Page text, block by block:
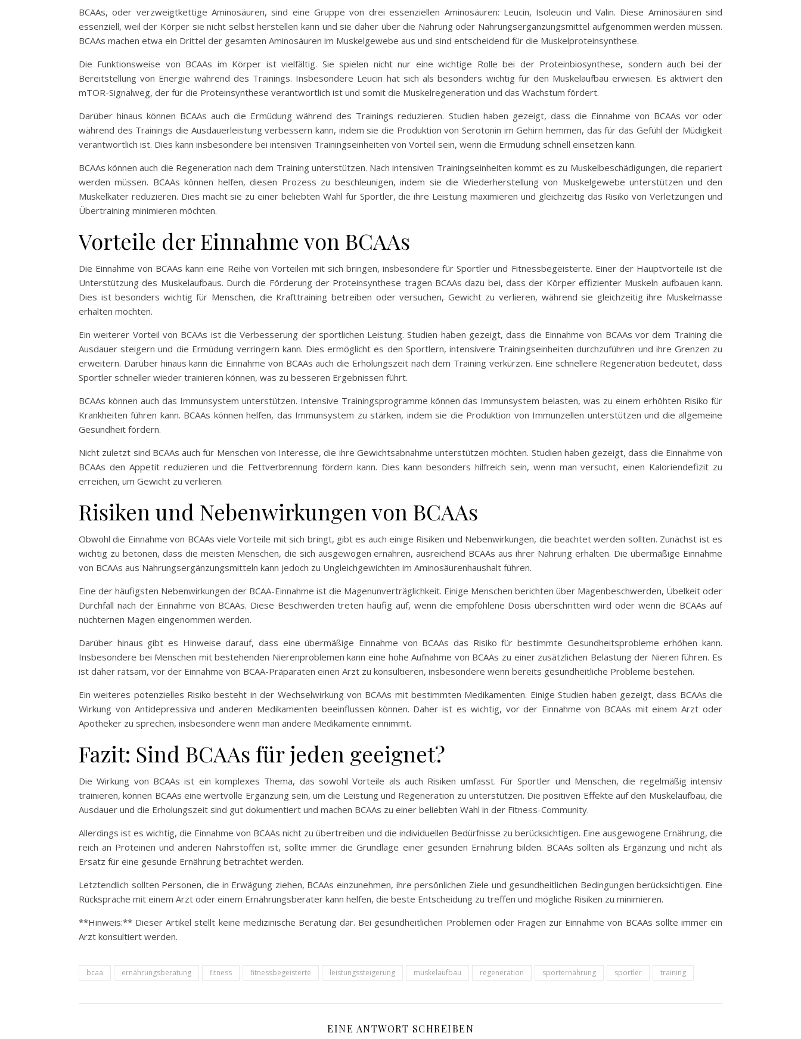
BCAAs, oder verzweigtkettige Aminosäuren, sind eine Gruppe von drei essenziellen Aminosäuren: Leucin, Isoleucin und Valin. Diese Aminosäuren sind
essenziell, weil der Körper sie nicht selbst herstellen kann und sie daher über die Nahrung oder Nahrungsergänzungsmittel aufgenommen werden müssen.
BCAAs machen etwa ein Drittel der gesamten Aminosäuren im Muskelgewebe aus und sind entscheidend für die Muskelproteinsynthese.
Die Funktionsweise von BCAAs im Körper ist vielfältig. Sie spielen nicht nur eine wichtige Rolle bei der Proteinbiosynthese, sondern auch bei der
Bereitstellung von Energie während des Trainings. Insbesondere Leucin hat sich als besonders wichtig für den Muskelaufbau erwiesen. Es aktiviert den
mTOR-Signalweg, der für die Proteinsynthese verantwortlich ist und somit die Muskelregeneration und das Wachstum fördert.
Darüber hinaus können BCAAs auch die Ermüdung während des Trainings reduzieren. Studien haben gezeigt, dass die Einnahme von BCAAs vor oder
während des Trainings die Ausdauerleistung verbessern kann, indem sie die Produktion von Serotonin im Gehirn hemmen, das für das Gefühl der Müdigkeit
verantwortlich ist. Dies kann insbesondere bei intensiven Trainingseinheiten von Vorteil sein, wenn die Ermüdung schnell einsetzen kann.
BCAAs können auch die Regeneration nach dem Training unterstützen. Nach intensiven Trainingseinheiten kommt es zu Muskelbeschädigungen, die repariert
werden müssen. BCAAs können helfen, diesen Prozess zu beschleunigen, indem sie die Wiederherstellung von Muskelgewebe unterstützen und den
Muskelkater reduzieren. Dies macht sie zu einer beliebten Wahl für Sportler, die ihre Leistung maximieren und gleichzeitig das Risiko von Verletzungen und
Übertraining minimieren möchten.
Vorteile der Einnahme von BCAAs
Die Einnahme von BCAAs kann eine Reihe von Vorteilen mit sich bringen, insbesondere für Sportler und Fitnessbegeisterte. Einer der Hauptvorteile ist die
Unterstützung des Muskelaufbaus. Durch die Förderung der Proteinsynthese tragen BCAAs dazu bei, dass der Körper effizienter Muskeln aufbauen kann.
Dies ist besonders wichtig für Menschen, die Krafttraining betreiben oder versuchen, Gewicht zu verlieren, während sie gleichzeitig ihre Muskelmasse
erhalten möchten.
Ein weiterer Vorteil von BCAAs ist die Verbesserung der sportlichen Leistung. Studien haben gezeigt, dass die Einnahme von BCAAs vor dem Training die
Ausdauer steigern und die Ermüdung verringern kann. Dies ermöglicht es den Sportlern, intensivere Trainingseinheiten durchzuführen und ihre Grenzen zu
erweitern. Darüber hinaus kann die Einnahme von BCAAs auch die Erholungszeit nach dem Training verkürzen. Eine schnellere Regeneration bedeutet, dass
Sportler schneller wieder trainieren können, was zu besseren Ergebnissen führt.
BCAAs können auch das Immunsystem unterstützen. Intensive Trainingsprogramme können das Immunsystem belasten, was zu einem erhöhten Risiko für
Krankheiten führen kann. BCAAs können helfen, das Immunsystem zu stärken, indem sie die Produktion von Immunzellen unterstützen und die allgemeine
Gesundheit fördern.
Nicht zuletzt sind BCAAs auch für Menschen von Interesse, die ihre Gewichtsabnahme unterstützen möchten. Studien haben gezeigt, dass die Einnahme von
BCAAs den Appetit reduzieren und die Fettverbrennung fördern kann. Dies kann besonders hilfreich sein, wenn man versucht, einen Kaloriendefizit zu
erreichen, um Gewicht zu verlieren.
Risiken und Nebenwirkungen von BCAAs
Obwohl die Einnahme von BCAAs viele Vorteile mit sich bringt, gibt es auch einige Risiken und Nebenwirkungen, die beachtet werden sollten. Zunächst ist es
wichtig zu betonen, dass die meisten Menschen, die sich ausgewogen ernähren, ausreichend BCAAs aus ihrer Nahrung erhalten. Die übermäßige Einnahme
von BCAAs aus Nahrungsergänzungsmitteln kann jedoch zu Ungleichgewichten im Aminosäurenhaushalt führen.
Eine der häufigsten Nebenwirkungen der BCAA-Einnahme ist die Magenunverträglichkeit. Einige Menschen berichten über Magenbeschwerden, Übelkeit oder
Durchfall nach der Einnahme von BCAAs. Diese Beschwerden treten häufig auf, wenn die empfohlene Dosis überschritten wird oder wenn die BCAAs auf
nüchternen Magen eingenommen werden.
Darüber hinaus gibt es Hinweise darauf, dass eine übermäßige Einnahme von BCAAs das Risiko für bestimmte Gesundheitsprobleme erhöhen kann.
Insbesondere bei Menschen mit bestehenden Nierenproblemen kann eine hohe Aufnahme von BCAAs zu einer zusätzlichen Belastung der Nieren führen. Es
ist daher ratsam, vor der Einnahme von BCAA-Präparaten einen Arzt zu konsultieren, insbesondere wenn bereits gesundheitliche Probleme bestehen.
Ein weiteres potenzielles Risiko besteht in der Wechselwirkung von BCAAs mit bestimmten Medikamenten. Einige Studien haben gezeigt, dass BCAAs die
Wirkung von Antidepressiva und anderen Medikamenten beeinflussen können. Daher ist es wichtig, vor der Einnahme von BCAAs mit einem Arzt oder
Apotheker zu sprechen, insbesondere wenn man andere Medikamente einnimmt.
Fazit: Sind BCAAs für jeden geeignet?
Die Wirkung von BCAAs ist ein komplexes Thema, das sowohl Vorteile als auch Risiken umfasst. Für Sportler und Menschen, die regelmäßig intensiv
trainieren, können BCAAs eine wertvolle Ergänzung sein, um die Leistung und Regeneration zu unterstützen. Die positiven Effekte auf den Muskelaufbau, die
Ausdauer und die Erholungszeit sind gut dokumentiert und machen BCAAs zu einer beliebten Wahl in der Fitness-Community.
Allerdings ist es wichtig, die Einnahme von BCAAs nicht zu übertreiben und die individuellen Bedürfnisse zu berücksichtigen. Eine ausgewogene Ernährung, die
reich an Proteinen und anderen Nährstoffen ist, sollte immer die Grundlage einer gesunden Ernährung bilden. BCAAs sollten als Ergänzung und nicht als
Ersatz für eine gesunde Ernährung betrachtet werden.
Letztendlich sollten Personen, die in Erwägung ziehen, BCAAs einzunehmen, ihre persönlichen Ziele und gesundheitlichen Bedingungen berücksichtigen. Eine
Rücksprache mit einem Arzt oder einem Ernährungsberater kann helfen, die beste Entscheidung zu treffen und mögliche Risiken zu minimieren.
**Hinweis:** Dieser Artikel stellt keine medizinische Beratung dar. Bei gesundheitlichen Problemen oder Fragen zur Einnahme von BCAAs sollte immer ein
Arzt konsultiert werden.
bcaa ernährungsberatung fitness fitnessbegeisterte leistungssteigerung muskelaufbau regeneration sporternährung sportler training
EINE ANTWORT SCHREIBEN